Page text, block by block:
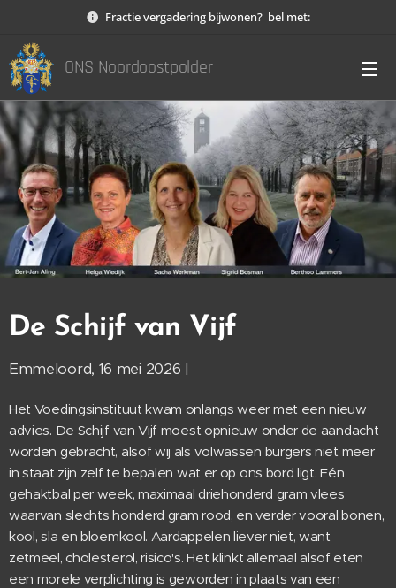
Fractie vergadering bijwonen? bel met:
ONS Noordoostpolder
De Schijf van Vijf
Emmeloord, 16 mei 2026 |
Het Voedingsinstituut kwam onlangs weer met een nieuw
advies. De Schijf van Vijf moest opnieuw onder de aandacht
worden gebracht, alsof wij als volwassen burgers niet meer
in staat zijn zelf te bepalen wat er op ons bord ligt. Eén
gehaktbal per week, maximaal driehonderd gram vlees
waarvan slechts honderd gram rood, en verder vooral bonen,
kool, sla en bloemkool. Aardappelen liever niet, want
zetmeel, cholesterol, risico's. Het klinkt allemaal alsof eten
een morele verplichting is geworden in plaats van een